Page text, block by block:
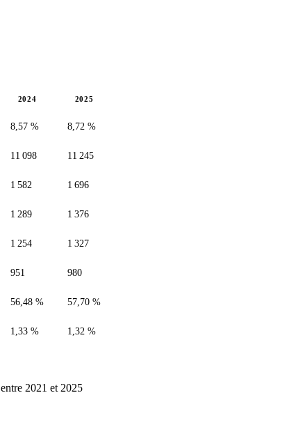
2024 2025
8,57 % 8,72 %
11 098 11 245
1 582 1 696
1 289 1 376
1 254 1 327
951 980
56,48 % 57,70 %
1,33 % 1,32 %
entre 2021 et 2025